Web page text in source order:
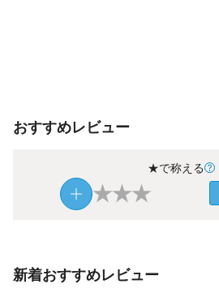
おすすめレビュー
★で称える
★★★
新着おすすめレビュー